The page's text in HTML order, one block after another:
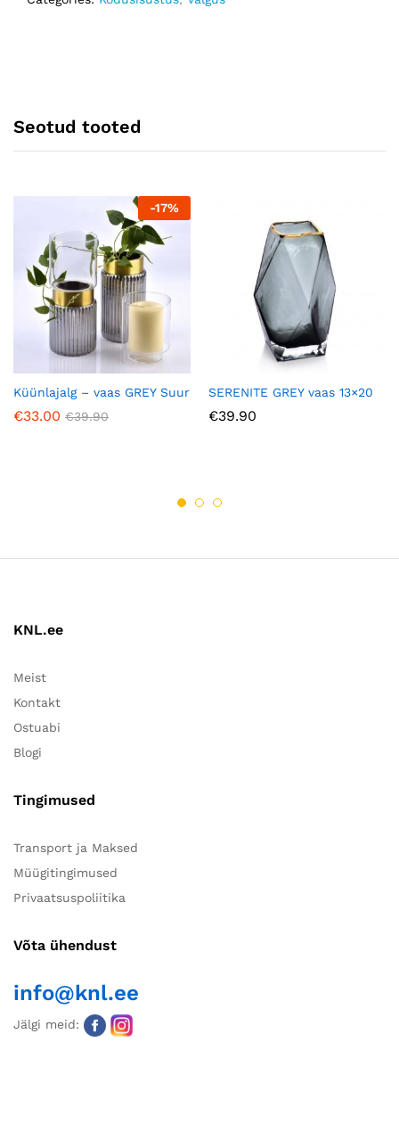
Seotud tooted
-17%
Küünlajalg – vaas GREY Suur
€33.00 €39.90
SERENITE GREY vaas 13×20
€39.90
KNL.ee
Meist
Kontakt
Ostuabi
Blogi
Tingimused
Transport ja Maksed
Müügitingimused
Privaatsuspoliitika
Võta ühendust
info@knl.ee
Jälgi meid: